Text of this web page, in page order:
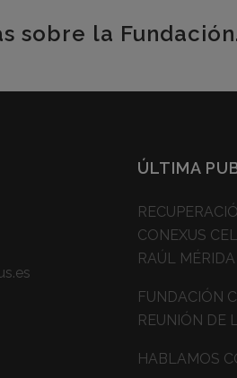
sobre la
ÚLTIMA
CONEXUS
RAÚL MÉRIDA
FUNDACIÓN
REUNIÓN DE
HABLAMOS